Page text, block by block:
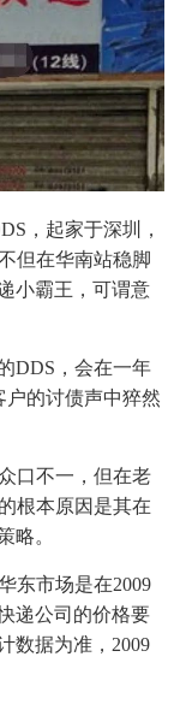
，起家于深圳，
但在华南站稳脚
小霸王，可谓意
DDS，会在一年
户的讨债声中猝然
口不一，但在老
根本原因是其在
略。
东市场是在2009
递公司的价格要
数据为准，2009